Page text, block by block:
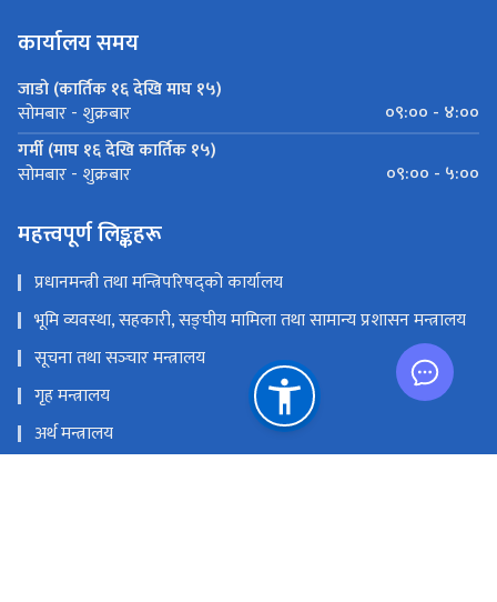
कार्यालय समय
जाडो (कार्तिक १६ देखि माघ १५)
सोमबार - शुक्रबार
०९:०० - ४:००
गर्मी (माघ १६ देखि कार्तिक १५)
सोमबार - शुक्रबार ०९:०० - ५:००
महत्त्वपूर्ण लिङ्कहरू
प्रधानमन्त्री तथा मन्त्रिपरिषद्को कार्यालय
भूमि व्यवस्था, सहकारी, सङ्‍घीय मामिला तथा सामान्य प्रशासन मन्त्रालय
सूचना तथा सञ्‍चार मन्त्रालय
गृह मन्त्रालय
अर्थ मन्त्रालय